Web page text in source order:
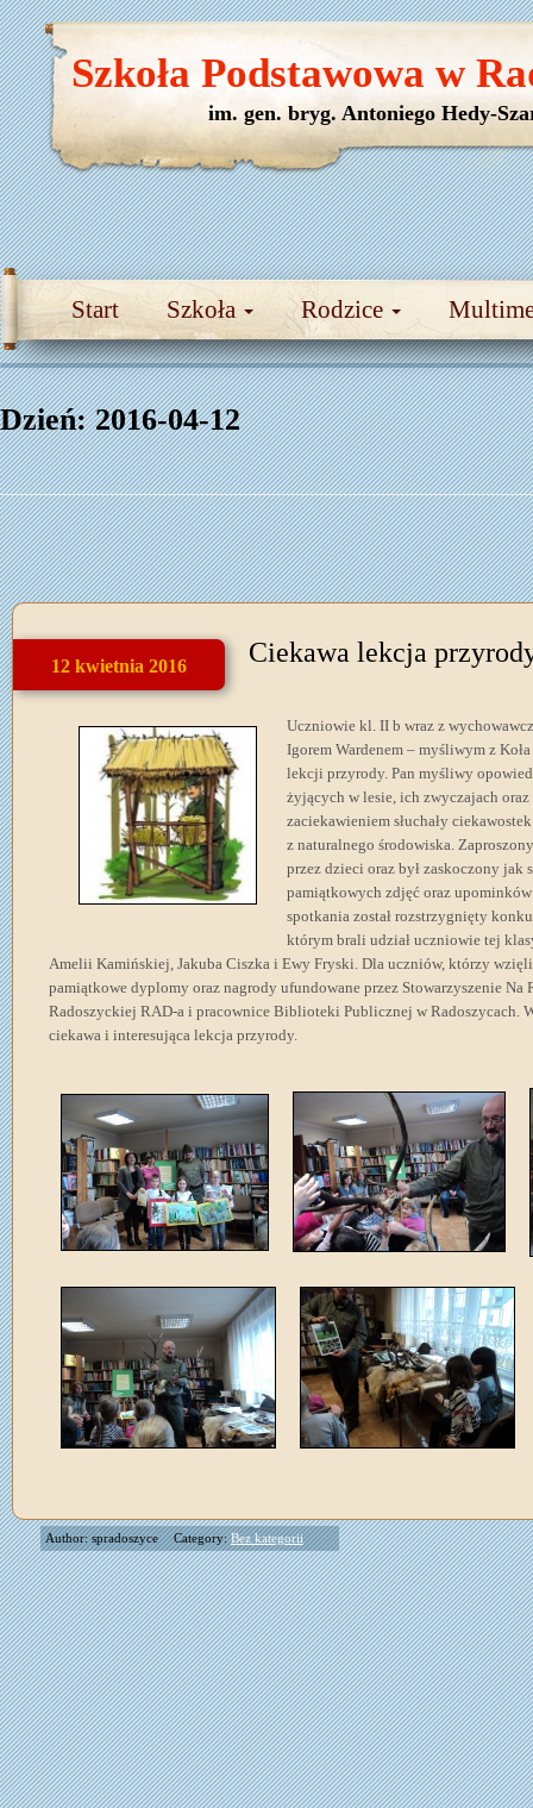
Start Szkoła Rodzice
Szkoła Podstawowa w
im. gen. bryg. Antoniego Hedy-
Dzień:2016-04-12
12 kwietnia 2016 Ciekawa lekcja
Uczniowie kl. II b wraz z
Igorem Wardenem – myśliwym z
lekcji przyrody. Pan myśliwy
żyjących w lesie, ich zwyczajach
zaciekawieniem słuchały
z naturalnego środowiska.
przez dzieci oraz był zaskoczony jak
pamiątkowych zdjęć oraz
spotkania został rozstrzygnięty
którym brali udział uczniowie tej
Amelii Kamińskiej, Jakuba Ciszka i Ewy Fryski. Dla uczniów, którzy
pamiątkowe dyplomy oraz nagrody ufundowane przez Stowarzyszenie
Radoszyckiej RAD-a i pracownice Biblioteki Publicznej w Radoszycach.
ciekawa i interesująca lekcja przyrody.
Author: spradoszyce Category:Bez kategorii